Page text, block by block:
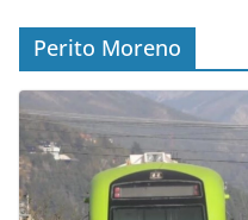
Perito Moreno